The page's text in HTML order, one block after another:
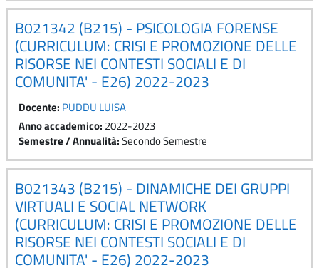
B021342 (B215) - PSICOLOGIA FORENSE
(CURRICULUM: CRISI E PROMOZIONE DELLE
RISORSE NEI CONTESTI SOCIALI E DI
COMUNITA' - E26) 2022-2023
Docente: PUDDU LUISA
Anno accademico: 2022-2023
Semestre / Annualità:Secondo Semestre
B021343 (B215) - DINAMICHE DEI GRUPPI
VIRTUALI E SOCIAL NETWORK
(CURRICULUM: CRISI E PROMOZIONE DELLE
RISORSE NEI CONTESTI SOCIALI E DI
COMUNITA' - E26) 2022-2023